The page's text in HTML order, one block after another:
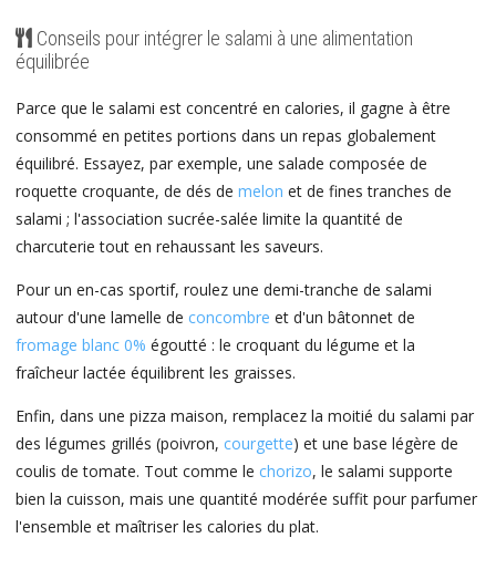
Conseils pour intégrer le salami à une alimentation
équilibrée
Parce que le salami est concentré en calories, il gagne à être
consommé en petites portions dans un repas globalement
équilibré. Essayez, par exemple, une salade composée de
roquette croquante, de dés de melon et de fines tranches de
salami ; l'association sucrée-salée limite la quantité de
charcuterie tout en rehaussant les saveurs.
Pour un en-cas sportif, roulez une demi-tranche de salami
autour d'une lamelle de concombre et d'un bâtonnet de
fromage blanc 0% égoutté : le croquant du légume et la
fraîcheur lactée équilibrent les graisses.
Enfin, dans une pizza maison, remplacez la moitié du salami par
des légumes grillés (poivron, courgette) et une base légère de
coulis de tomate. Tout comme le chorizo, le salami supporte
bien la cuisson, mais une quantité modérée suffit pour parfumer
l'ensemble et maîtriser les calories du plat.